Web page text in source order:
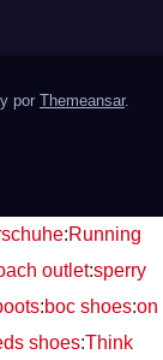
por Themeansar.
:Running
outlet:sperry
:boc shoes:on
shoes:Think